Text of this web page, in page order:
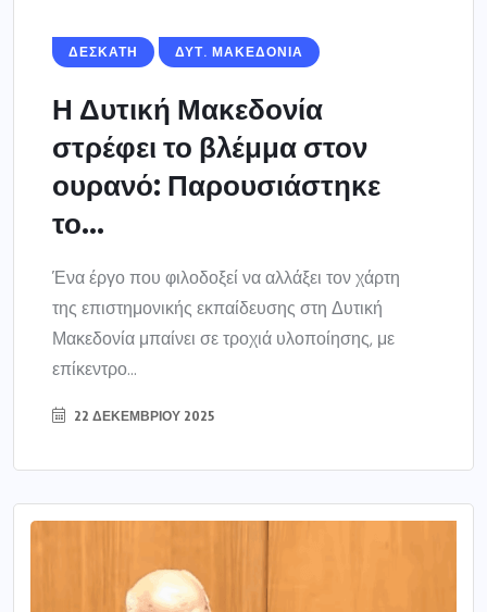
ΔΕΣΚΑΤΗ ΔΥΤ. ΜΑΚΕΔΟΝΙΑ
Η Δυτική Μακεδονία
στρέφει το βλέμμα στον
ουρανό: Παρουσιάστηκε
το...
Ένα έργο που φιλοδοξεί να αλλάξει τον χάρτη
της επιστημονικής εκπαίδευσης στη Δυτική
Μακεδονία μπαίνει σε τροχιά υλοποίησης, με
επίκεντρο...
22 ΔΕΚΕΜΒΡΊΟΥ 2025